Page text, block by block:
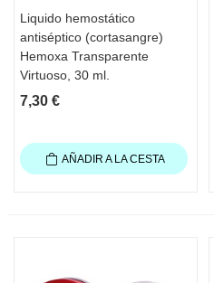
Liquido hemostático
antiséptico (cortasangre)
Hemoxa Transparente
Virtuoso, 30 ml.
7,30 €
AÑADIR A LA CESTA